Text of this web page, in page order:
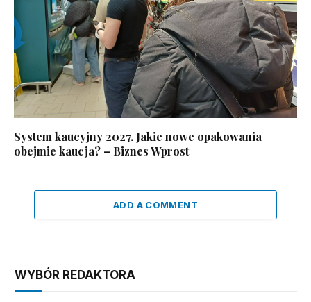
System kaucyjny 2027. Jakie nowe opakowania
obejmie kaucja? – Biznes Wprost
ADD A COMMENT
WYBÓR REDAKTORA